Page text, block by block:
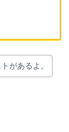
があるよ。